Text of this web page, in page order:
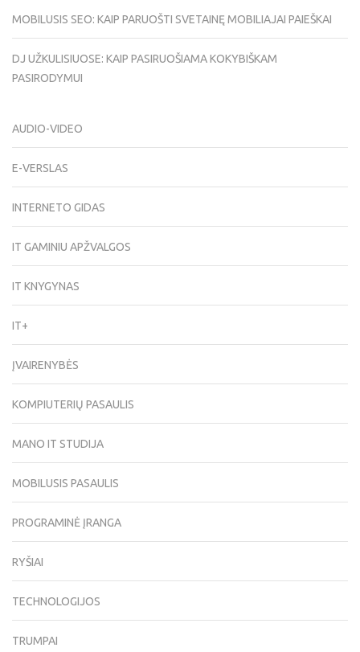
MOBILUSIS SEO: KAIP PARUOŠTI SVETAINĘ MOBILIAJAI PAIEŠKAI
DJ UŽKULISIUOSE: KAIP PASIRUOŠIAMA KOKYBIŠKAM
PASIRODYMUI
AUDIO-VIDEO
E-VERSLAS
INTERNETO GIDAS
IT GAMINIU APŽVALGOS
IT KNYGYNAS
IT+
ĮVAIRENYBĖS
KOMPIUTERIŲ PASAULIS
MANO IT STUDIJA
MOBILUSIS PASAULIS
PROGRAMINĖ ĮRANGA
RYŠIAI
TECHNOLOGIJOS
TRUMPAI